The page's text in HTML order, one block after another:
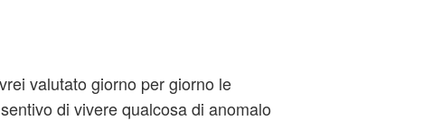
valutato giorno per giorno le
di vivere qualcosa di anomalo